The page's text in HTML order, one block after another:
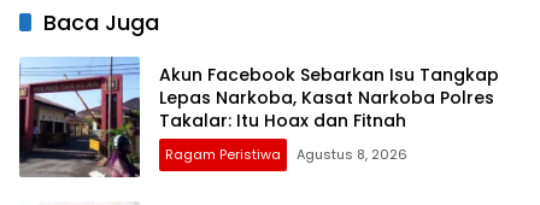
Baca Juga
Akun Facebook Sebarkan Isu Tangkap
Lepas Narkoba, Kasat Narkoba Polres
Takalar: Itu Hoax dan Fitnah
Ragam Peristiwa Agustus 8, 2026